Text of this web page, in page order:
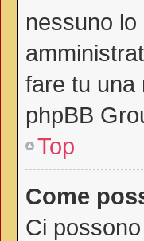
nessuno
fare tu una
phpBB
Top
Come
Ci